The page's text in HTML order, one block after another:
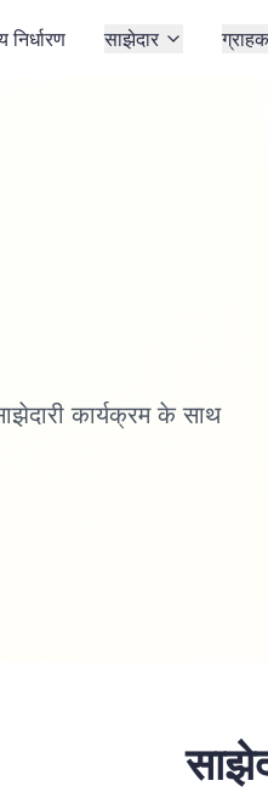
निर्धारण साझेदार
कार्यक्रम के साथ